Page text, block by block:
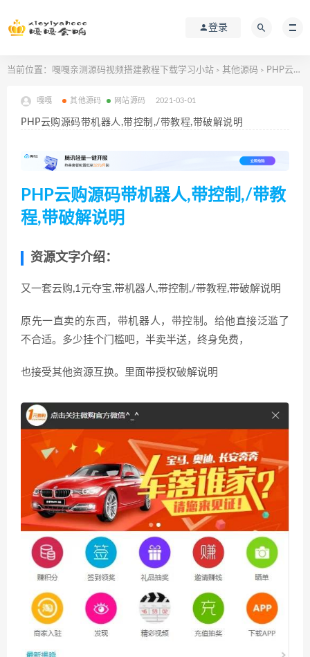
登录
当前位置： 嘎嘎亲测源码视频搭建教程下载学习小站 > 其他源码 > PHP云购源码带机器人,带控制,/带教程,带破解说明
嘎嘎 其他源码 网站源码 2021-03-01
PHP云购源码带机器人,带控制,/带教程,带破解说明
PHP云购源码带机器人,带控制,/带教
程,带破解说明
资源文字介绍：
又一套云购,1元夺宝,带机器人,带控制,/带教程,带破解说明
原先一直卖的东西，带机器人，带控制。给他直接泛滥了
不合适。多少挂个门槛吧，半卖半送，终身免费，
也接受其他资源互换。里面带授权破解说明